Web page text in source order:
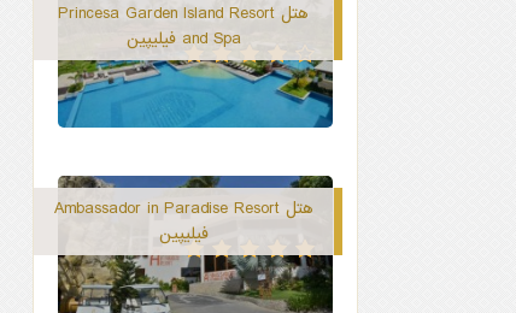
هتل Princesa Garden Island Resort
and Spa فیلیپین
هتل Ambassador in Paradise Resort
فیلیپین